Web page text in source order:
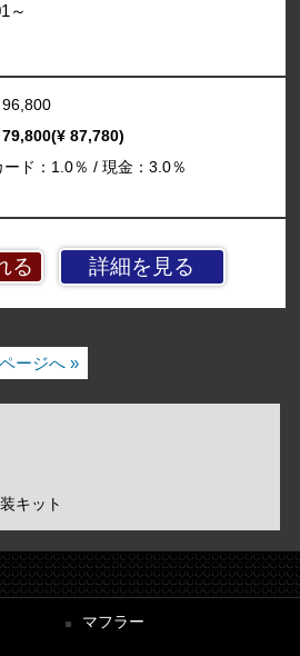
～
詳細を見る
87,780)
ード：1.0％ / 現金：3.0％
ージへ »
キット
マフラー